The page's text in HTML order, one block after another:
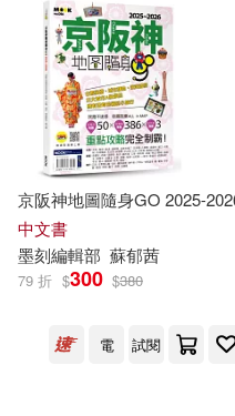
曾棗莊(18)
王照(18)
蔣曄(18) 蘇聖
蘇芷(18) 蘇
賀雄飛(18) 鄭
教育科學出版社(108)
書林出版有限公司(108)
石油工業出版社(107)
碁峰(107)
財經錢線文化有限公
京阪神地圖隨身GO 2025-
中文書
墨刻編輯部 蘇郁茜
79 折 $300 $380
電 試閱